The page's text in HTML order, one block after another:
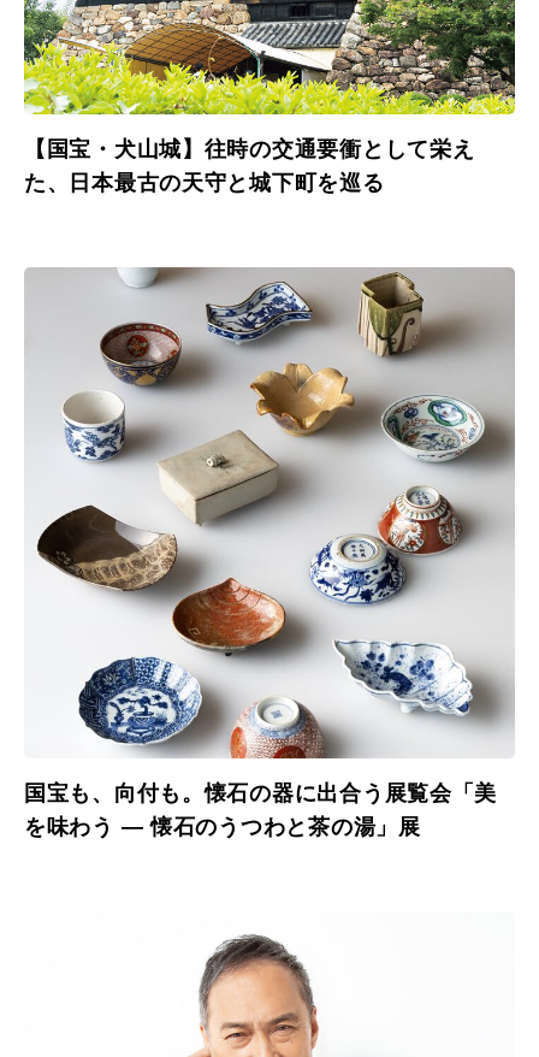
【国宝・犬山城】往時の交通要衝として栄え
た、日本最古の天守と城下町を巡る
国宝も、向付も。懐石の器に出合う展覧会「美
を味わう ― 懐石のうつわと茶の湯」展